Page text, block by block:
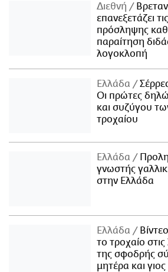
Διεθνή
επανεξετάζει
πρόσληψης
παραίτηση
λογοκλοπή
Ελλάδα
Οι πρώτες
και συζύγου
τροχαίου
Ελλάδα
γνωστής
στην Ελλάδα
Ελλάδα
το τροχαίο
της σφοδρής
μητέρα και γιος